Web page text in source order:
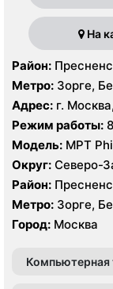
На
Район:
Крылатское,
Тушино,
Южное Тушино
Метро: Зорге,
Октябрьское
Хорошево,
Народное
Адрес: г.
Режим работы:
Модель: МРТ Philips Achieva 1.5 T, КТ
64 среза, УЗИ
Округ: Северо-
Район:
Крылатское,
Тушино,
Южное Тушино
Метро: Зорге,
Октябрьское
Хорошево,
Город: Москва
Компьютерная